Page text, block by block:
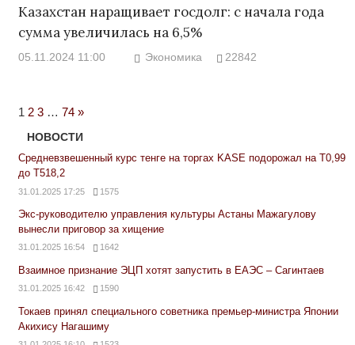
Казахстан наращивает госдолг: с начала года
сумма увеличилась на 6,5%
05.11.2024 11:00 Экономика 22842
1 2 3 … 74 Next
Posts
»
НОВОСТИ
Средневзвешенный курс тенге на торгах KASE подорожал на Т0,99
до Т518,2
31.01.2025 17:25 1575
Экс-руководителю управления культуры Астаны Мажагулову
вынесли приговор за хищение
31.01.2025 16:54 1642
Взаимное признание ЭЦП хотят запустить в ЕАЭС – Сагинтаев
31.01.2025 16:42 1590
Токаев принял специального советника премьер-министра Японии
Акихису Нагашиму